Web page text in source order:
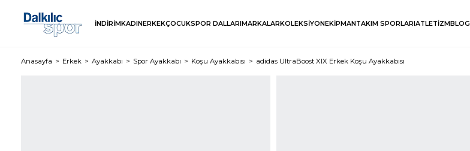
İNDİRİMKADINERKEKÇOCUKSPOR DALLARIMARKALARKOLEKSİYONEKİPMANTAKIM SPORLARIATLETİZMBLOG
Anasayfa Erkek Ayakkabı Spor Ayakkabı Koşu Ayakkabısı adidas UltraBoost XIX Erkek Koşu Ayakkabısı